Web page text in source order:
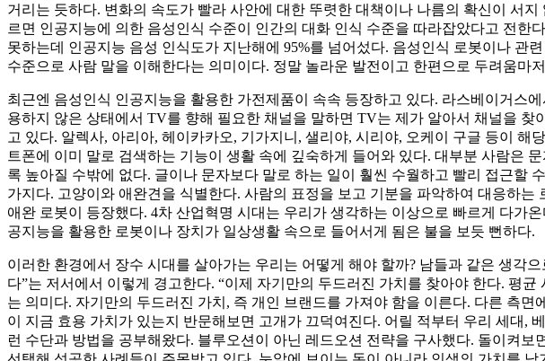
거리는 듯하다. 변화의 속도가 빨라 사안에 대한 뚜렷한 대책이나 나름의 확신이 서
르면 인공지능에 의한 음성인식 수준이 인간의 대화 인식 수준을 따라잡았다고 전한
못하는데 인공지능 음성 인식도가 지난해에 95%를 넘어섰다. 음성인식 로봇이나 관
수준으로 사람 말을 이해한다는 의미이다. 정말 놀라운 발전이고 한편으로 두려움마
최근엔 음성인식 인공지능을 활용한 가전제품이 속속 등장하고 있다. 라스베이거스
용하지 않은 상태에서 TV를 향해 필요한 채널을 말하면 TV는 제가 알아서 채널을
고 있다. 알렉사, 아리아, 헤이카카오, 기가지니, 샐리야, 시리야, 오케이 구글 등이
트폰에 이미 말로 검색하는 기능이 생활 속에 깊숙하게 들어와 있다. 대부분 사람은
록 높아질 수밖에 없다. 글이나 문자보다 말로 하는 일이 훨씬 수월하고 빨리 접근할
가지다. 고양이와 애완견을 식별한다. 사람의 표정을 보고 기분을 파악하여 대응하
애완 로봇이 등장했다. 4차 산업혁명 시대는 우리가 생각하는 이상으로 빠르게 다가
공지능을 활용한 로봇이나 장치가 일상생활 속으로 들어서게 됨은 불을 보듯 뻔하다.
이러한 환경에서 장수 시대를 살아가는 우리는 어떻게 해야 할까? 남들과 같은 생각
다”는 저서에서 이렇게 경고한다. “이제 자기만의 두드러진 가치를 찾아야 한다. 평
는 의미다. 자기만의 두드러진 가치, 즉 개인 브랜드를 가져야 함을 이른다. 다른 측
이 지금 효용 가치가 있는지 반문해보면 고개가 끄덕여진다. 어릴 적부터 우리 세대,
런 수단과 방법을 공부해왔다. 블루오션이 아닌 레드오션 전략을 구사했다. 돌이켜